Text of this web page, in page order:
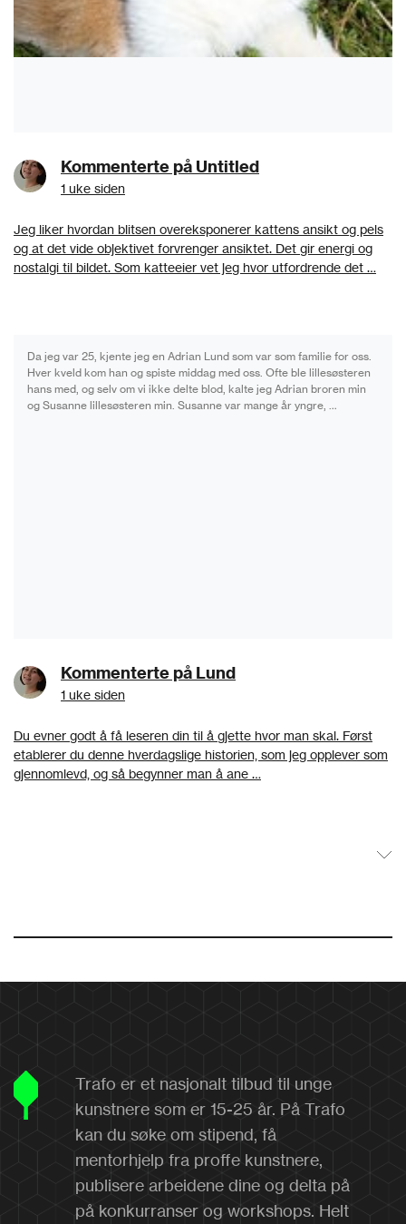
Kommenterte på Untitled
1 uke siden
Jeg liker hvordan blitsen overeksponerer kattens ansikt og pels
og at det vide objektivet forvrenger ansiktet. Det gir energi og
nostalgi til bildet. Som katteeier vet jeg hvor utfordrende det …
Da jeg var 25, kjente jeg en Adrian Lund som var som familie for oss.
Hver kveld kom han og spiste middag med oss. Ofte ble lillesøsteren
hans med, og selv om vi ikke delte blod, kalte jeg Adrian broren min
og Susanne lillesøsteren min. Susanne var mange år yngre, …
Kommenterte på Lund
1 uke siden
Du evner godt å få leseren din til å gjette hvor man skal. Først
etablerer du denne hverdagslige historien, som jeg opplever som
gjennomlevd, og så begynner man å ane …
Trafo er et nasjonalt tilbud til unge
kunstnere som er 15-25 år. På Trafo
kan du søke om stipend, få
mentorhjelp fra proffe kunstnere,
publisere arbeidene dine og delta på
på konkurranser og workshops. Helt